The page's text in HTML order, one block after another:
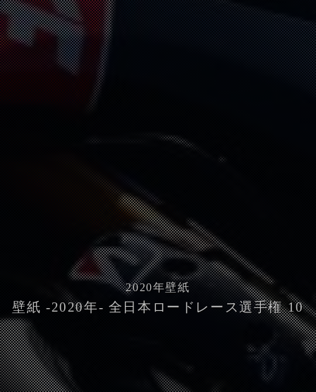
2020年壁紙
壁紙 -2020年- 全日本ロードレース選手権 10